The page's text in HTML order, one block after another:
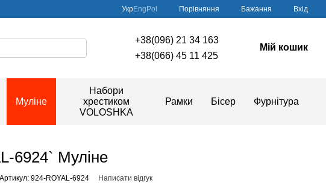
УкрEng Pol Порівняння Бажання Вхід
+38(096) 21 34 163
+38(066) 45 11 425
Мій кошик
Муліне
Набори
хрестиком
VOLOSHKA
Рамки Бісер Фурнітура
6924` Муліне
Артикул: 924-ROYAL-6924 Написати відгук